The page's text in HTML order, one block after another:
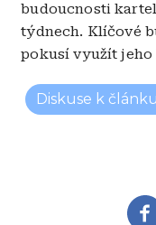
budoucnosti
týdnech. Klíčové
pokusí využít
Diskuse k článku